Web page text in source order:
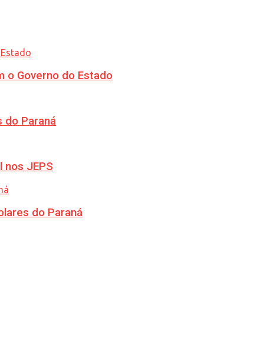
o Governo do Estado
do Paraná
JEPS
do Paraná